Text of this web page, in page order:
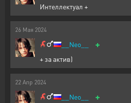
Интеллектуал +
26 Мая 2024
__Neo__ +
+ за актив)
22 Апр 2024
__Neo__ +